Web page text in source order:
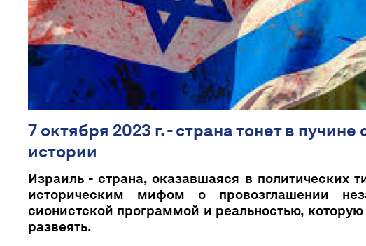
7 октября 2023 г. - страна тонет в пучине
истории
Израиль - страна, оказавшаяся в политических
историческим мифом о провозглашении
сионистской программой и реальностью,
развеять.